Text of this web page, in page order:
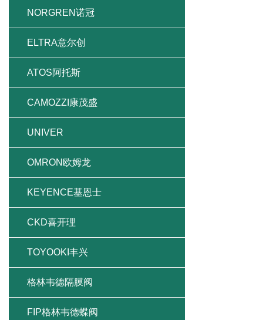
NORGREN诺冠
ELTRA意尔创
ATOS阿托斯
CAMOZZI康茂盛
UNIVER
OMRON欧姆龙
KEYENCE基恩士
CKD喜开理
TOYOOKI丰兴
格林韦德隔膜阀
FIP格林韦德蝶阀